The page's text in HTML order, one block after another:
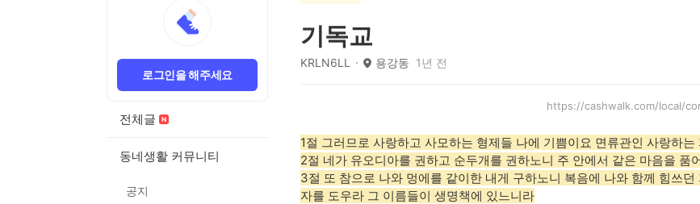
로그인을 해주세요
전체글
동네생활 커뮤니티
공지
기독교
KRLN6LL 용강동 1년 전
https://cashwalk.com/local/
1절 그러므로 사랑하고 사모하는 형제들 나에 기쁨이요 면류관인 사랑하
2절 네가 유오디아를 권하고 순두개를 권하노니 주 안에서 같은 마음을 품
3절 또 참으로 나와 멍에를 같이한 내게 구하노니 복음에 나와 함께 힘쓰
자를 도우라 그 이름들이 생명책에 있느니라